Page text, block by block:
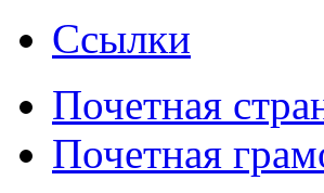
Ссылки
Почетная
Почетная